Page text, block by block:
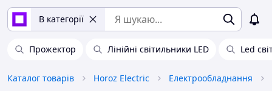
В категорії
Прожектор Лінійні світильники LED Led
Каталог товарів Horoz Electric Електрообладнання